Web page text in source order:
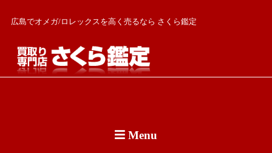
広島でオメガ/ロレックスを高く売るなら さくら鑑定
Menu